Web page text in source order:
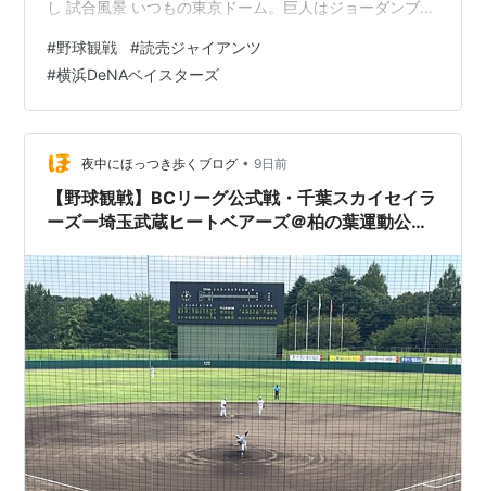
し 試合風景 いつもの東京ドーム。巨人はジョーダンブラ
ックの好守もあり無失点で抑える。 3回、小笠原にヒッ
トが生まれる。 松本剛のヒットで先制！ 寿司レース。結
局これしか良いこと無かった。裏を返せば負け試合でも
これがあるから何とか見られる。…
#野球観戦 #読売ジャイアンツ
#横浜DeNAベイスターズ
夜中にほっつき歩くブログ • 9日前
【野球観戦】BCリーグ公式戦・千葉スカイセイラ
ーズー埼玉武蔵ヒートベアーズ＠柏の葉運動公園